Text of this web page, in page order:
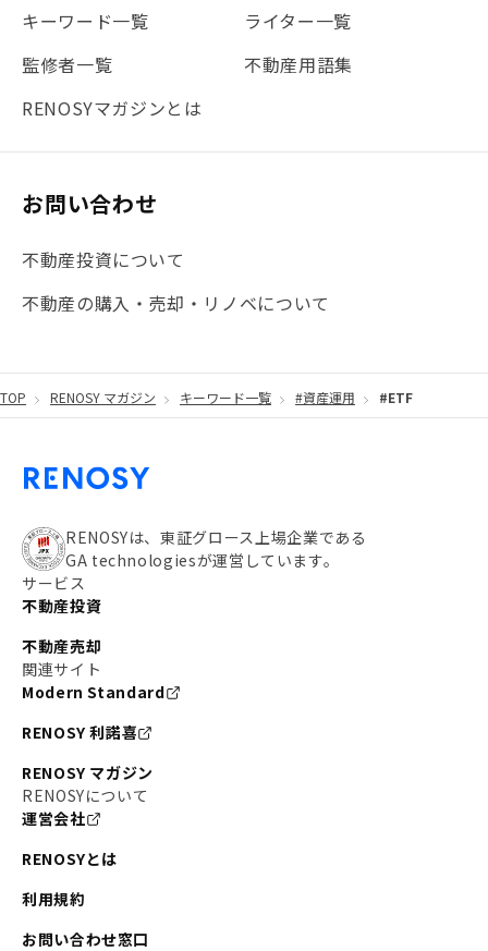
キーワード一覧
ライター一覧
監修者一覧
不動産用語集
RENOSYマガジンとは
お問い合わせ
不動産投資について
不動産の購入・売却・リノベについて
TOP RENOSY マガジン キーワード一覧 #資産運用 #ETF
RENOSYは、東証グロース上場企業である
GA technologiesが運営しています。
サービス
不動産投資
不動産売却
関連サイト
Modern Standard
RENOSY 利諾喜
RENOSY マガジン
RENOSYについて
運営会社
RENOSYとは
利用規約
お問い合わせ窓口